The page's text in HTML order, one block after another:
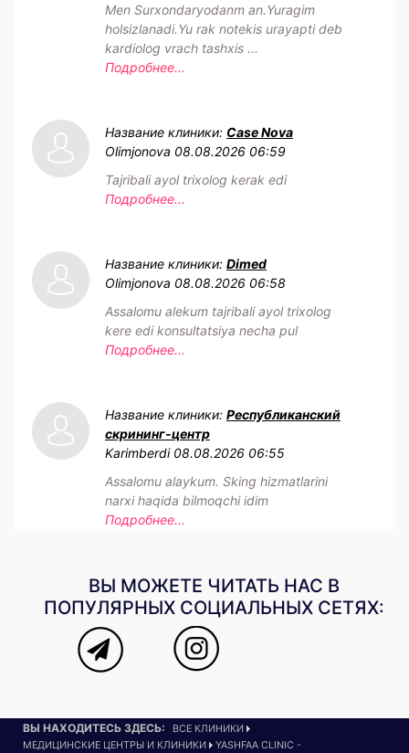
Men Surxondaryodanm an.Yuragim
holsizlanadi.Yu rak notekis urayapti deb
kardiolog vrach tashxis ...
Подробнее...
Название клиники: Case Nova
Olimjonova 08.08.2026 06:59
Tajribali ayol trixolog kerak edi
Подробнее...
Название клиники: Dimed
Olimjonova 08.08.2026 06:58
Assalomu alekum tajribali ayol trixolog
kere edi konsultatsiya necha pul
Подробнее...
Название клиники: Республиканский
скрининг-центр
Karimberdi 08.08.2026 06:55
Assalomu alaykum. Sking hizmatlarini
narxi haqida bilmoqchi idim
Подробнее...
ВЫ МОЖЕТЕ ЧИТАТЬ НАС В
ПОПУЛЯРНЫХ СОЦИАЛЬНЫХ СЕТЯХ:
ВЫ НАХОДИТЕСЬ ЗДЕСЬ:
ВСЕ КЛИНИКИ
МЕДИЦИНСКИЕ ЦЕНТРЫ И КЛИНИКИ
YASHFAA CLINIC -